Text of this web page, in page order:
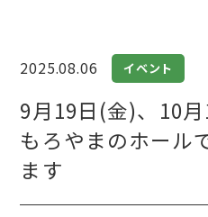
2025.08.06 イベント
9月19日(金)、10
もろやまのホール
ます